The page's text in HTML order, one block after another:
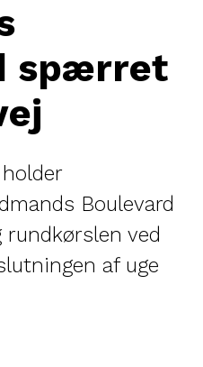
spærret
Boulevard
rundkørslen ved
af uge